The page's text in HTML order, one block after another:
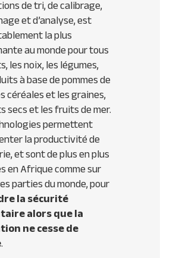
de tri, de calibrage,
et d’analyse, est
la plus
au monde pour tous
les noix, les légumes,
à base de pommes de
céréales et les graines,
secs et les fruits de mer.
permettent
la productivité de
et sont de plus en plus
en Afrique comme sur
parties du monde, pour
la sécurité
alors que la
ne cesse de
.